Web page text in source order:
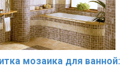
мозаика для ванной: